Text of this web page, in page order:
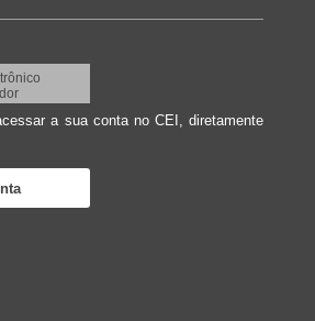
a sua conta no CEI, diretamente